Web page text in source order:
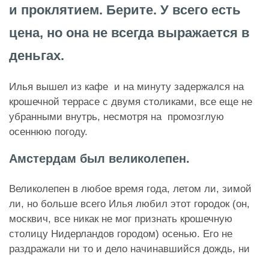
и проклятием. Берите. У всего есть
цена, но она не всегда выражается в
деньгах.
Илья вышел из кафе и на минуту задержался на
крошечной террасе с двумя столиками, все еще не
убранными внутрь, несмотря на промозглую
осеннюю погоду.
Амстердам был великолепен.
Великолепен в любое время года, летом ли, зимой
ли, но больше всего Илья любил этот городок (он,
москвич, все никак не мог признать крошечную
столицу Нидерландов городом) осенью. Его не
раздражали ни то и дело начинавшийся дождь, ни